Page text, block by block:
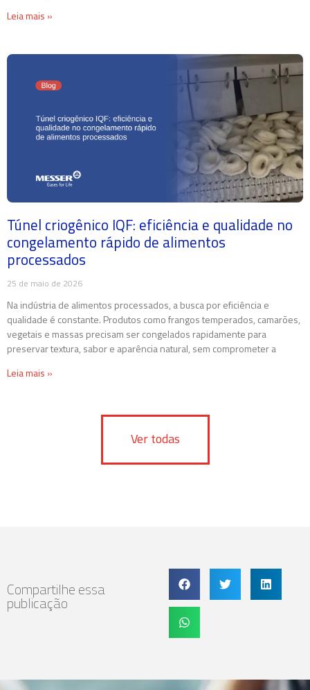
Leia mais »
Túnel criogênico IQF: eficiência e qualidade no
congelamento rápido de alimentos
processados
25 de maio de 2026
Na indústria de alimentos processados, a busca por eficiência e
qualidade é constante. Produtos como frangos temperados, camarões,
vegetais e massas precisam ser congelados rapidamente para
preservar textura, sabor e aparência natural, sem comprometer a
Leia mais »
Ver todas
Compartilhe essa
publicação